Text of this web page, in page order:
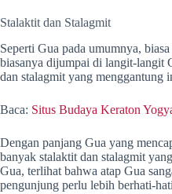
Stalaktit dan Stalagmit
Seperti Gua pada umumnya,
biasanya dijumpai di langit-langit
dan stalagmit yang menggantung
Baca: Situs Budaya Keraton
Dengan panjang Gua yang
banyak stalaktit dan stalagmit
Gua, terlihat bahwa atap Gua
pengunjung perlu lebih berhati-